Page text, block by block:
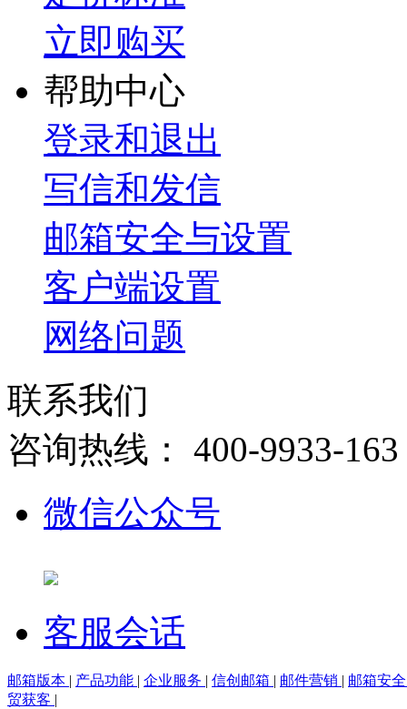
立即购买
帮助中心
登录和退出
写信和发信
邮箱安全与设置
客户端设置
网络问题
联系我们
咨询热线： 400-9933-163
微信公众号
客服会话
邮箱版本 | 产品功能 | 企业服务 | 信创邮箱 | 邮件营销 | 邮箱安
贸获客 |